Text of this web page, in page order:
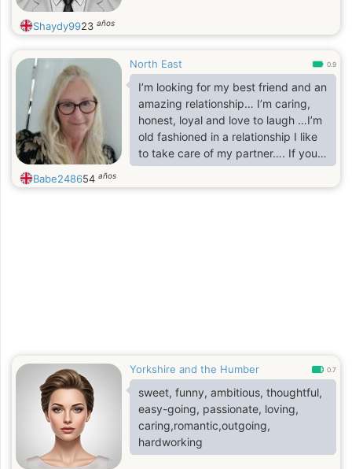
Shaydy9923 años
North East 0.9
I’m looking for my best friend and an
amazing relationship… I’m caring,
honest, loyal and love to laugh …I’m
old fashioned in a relationship I like
to take care of my partner…. If you
want to know more please message
me x
Babe248654 años
Yorkshire and the Humber 0.7
sweet, funny, ambitious, thoughtful,
easy-going, passionate, loving,
caring,romantic,outgoing,
hardworking